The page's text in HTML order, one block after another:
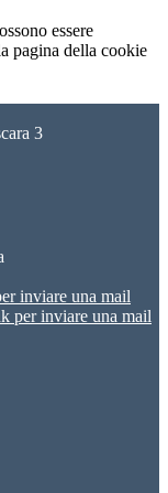
essere
pagina della cookie
3
inviare una mail
per inviare una mail